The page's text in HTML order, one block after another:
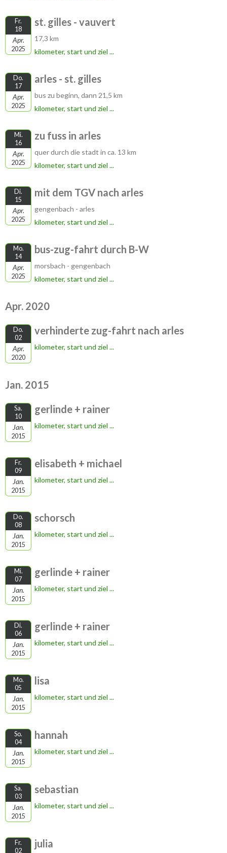
Fr.
18
Apr.
2025
st. gilles - vauvert
17,3 km
kilometer, start und ziel ...
Do.
17
Apr.
2025
arles - st. gilles
bus zu beginn, dann 21,5 km
kilometer, start und ziel ...
Mi.
16
Apr.
2025
zu fuss in arles
quer durch die stadt in ca. 13 km
kilometer, start und ziel ...
Di.
15
Apr.
2025
mit dem TGV nach arles
gengenbach - arles
kilometer, start und ziel ...
Mo.
14
Apr.
2025
bus-zug-fahrt durch B-W
morsbach - gengenbach
kilometer, start und ziel ...
Apr. 2020
Do.
02
Apr.
2020
verhinderte zug-fahrt nach arles
kilometer, start und ziel ...
Jan. 2015
Sa.
10
Jan.
2015
gerlinde + rainer
kilometer, start und ziel ...
Fr.
09
Jan.
2015
elisabeth + michael
kilometer, start und ziel ...
Do.
08
Jan.
2015
schorsch
kilometer, start und ziel ...
Mi.
07
Jan.
2015
gerlinde + rainer
kilometer, start und ziel ...
Di.
06
Jan.
2015
gerlinde + rainer
kilometer, start und ziel ...
Mo.
05
Jan.
2015
lisa
kilometer, start und ziel ...
So.
04
Jan.
2015
hannah
kilometer, start und ziel ...
Sa.
03
Jan.
2015
sebastian
kilometer, start und ziel ...
Fr.
02
julia